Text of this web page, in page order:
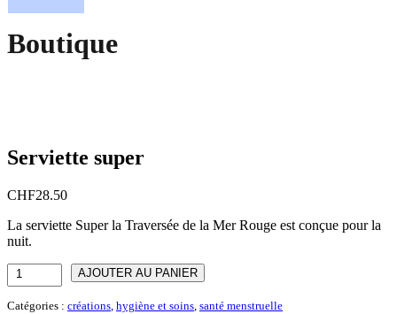
Boutique
Serviette super
CHF28.50
La serviette Super la Traversée de la Mer Rouge est conçue pour la
nuit.
quantité
de
Serviette
AJOUTER AU PANIER
Catégories : créations, hygiène et soins, santé menstruelle